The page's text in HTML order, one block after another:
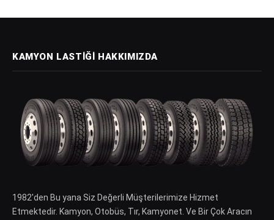
KAMYON LASTIĞI HAKKIMIZDA
1982′den Bu yana Siz Değerli Müşterilerimize Hizmet
Etmektedir. Kamyon, Otobüs, Tır, Kamyonet. Ve Bir Çok Aracın